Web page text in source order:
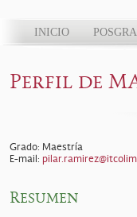
INICIO
Perfil de
Grado: Maestría
E-mail:
Resumen